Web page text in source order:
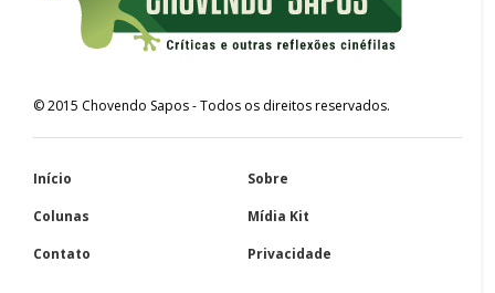
©2015 Chovendo Sapos- Todos os direitos reservados.
Início
Sobre
Colunas
Mídia Kit
Contato
Privacidade